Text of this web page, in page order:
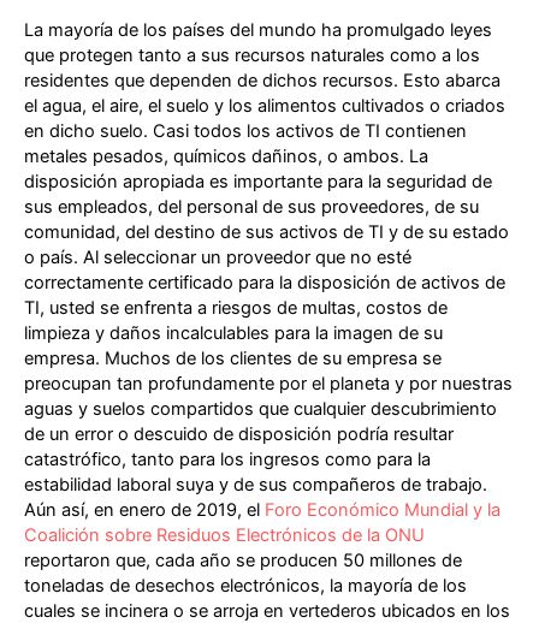
La mayoría de los países del mundo ha promulgado leyes
que protegen tanto a sus recursos naturales como a los
residentes que dependen de dichos recursos. Esto abarca
el agua, el aire, el suelo y los alimentos cultivados o criados
en dicho suelo. Casi todos los activos de TI contienen
metales pesados, químicos dañinos, o ambos. La
disposición apropiada es importante para la seguridad de
sus empleados, del personal de sus proveedores, de su
comunidad, del destino de sus activos de TI y de su estado
o país. Al seleccionar un proveedor que no esté
correctamente certificado para la disposición de activos de
TI, usted se enfrenta a riesgos de multas, costos de
limpieza y daños incalculables para la imagen de su
empresa. Muchos de los clientes de su empresa se
preocupan tan profundamente por el planeta y por nuestras
aguas y suelos compartidos que cualquier descubrimiento
de un error o descuido de disposición podría resultar
catastrófico, tanto para los ingresos como para la
estabilidad laboral suya y de sus compañeros de trabajo.
Aún así, en enero de 2019, el Foro Económico Mundial y la
Coalición sobre Residuos Electrónicos de la ONU
reportaron que, cada año se producen 50 millones de
toneladas de desechos electrónicos, la mayoría de los
cuales se incinera o se arroja en vertederos ubicados en los